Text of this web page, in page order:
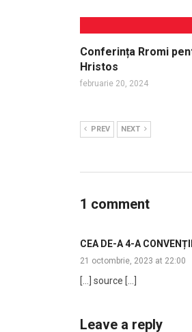
Conferința Rromi
Hristos
februarie 20, 2024
PREV NEXT
1 comment
CEA DE-A 4-A
21 octombrie, 2023 at 22:00
[…] source […]
Leave a reply